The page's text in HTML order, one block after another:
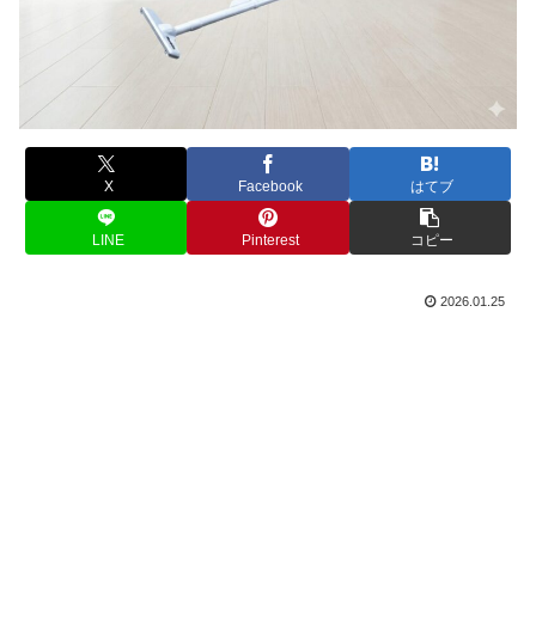
X Facebook はてブ
LINE Pinterest コピー
2026.01.25